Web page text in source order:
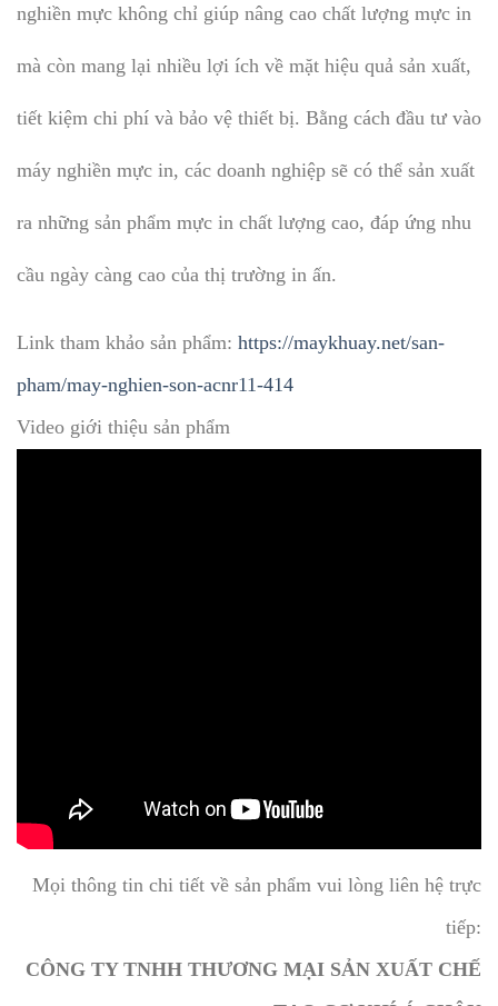
nghiền mực không chỉ giúp nâng cao chất lượng mực in
mà còn mang lại nhiều lợi ích về mặt hiệu quả sản xuất,
tiết kiệm chi phí và bảo vệ thiết bị. Bằng cách đầu tư vào
máy nghiền mực in, các doanh nghiệp sẽ có thể sản xuất
ra những sản phẩm mực in chất lượng cao, đáp ứng nhu
cầu ngày càng cao của thị trường in ấn.
Link tham khảo sản phẩm: https://maykhuay.net/san-
pham/may-nghien-son-acnr11-414
Video giới thiệu sản phẩm
Mọi thông tin chi tiết về sản phẩm vui lòng liên hệ trực
tiếp:
CÔNG TY TNHH THƯƠNG MẠI SẢN XUẤT CHẾ